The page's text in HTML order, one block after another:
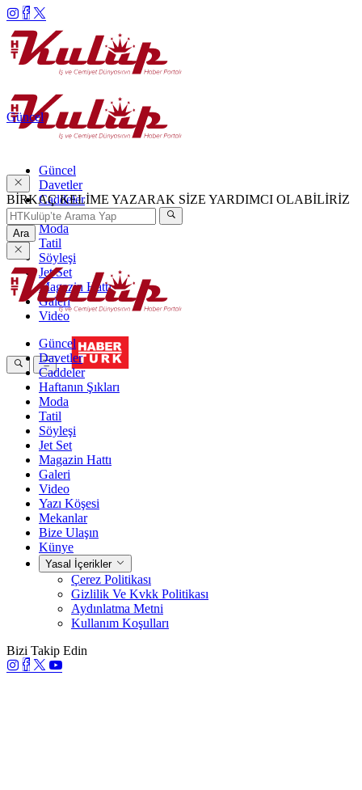
Güncel
Davetler
Caddeler
Haftanın Şıkları
Moda
Tatil
Söyleşi
Jet Set
Magazin Hattı
Galeri
Video
Güncel
BİRKAÇ KELİME YAZARAK SİZE YARDIMCI OLABİLİRİZ
Ara
Güncel
Davetler
Caddeler
Haftanın Şıkları
Moda
Tatil
Söyleşi
Jet Set
Magazin Hattı
Galeri
Video
Yazı Köşesi
Mekanlar
Bize Ulaşın
Künye
Yasal İçerikler
Çerez Politikası
Gizlilik Ve Kvkk Politikası
Aydınlatma Metni
Kullanım Koşulları
Bizi Takip Edin